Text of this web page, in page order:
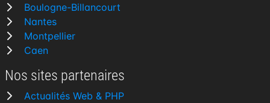
Boulogne-Billancourt
Nantes
Montpellier
Caen
Nos sites partenaires
Actualités Web & PHP